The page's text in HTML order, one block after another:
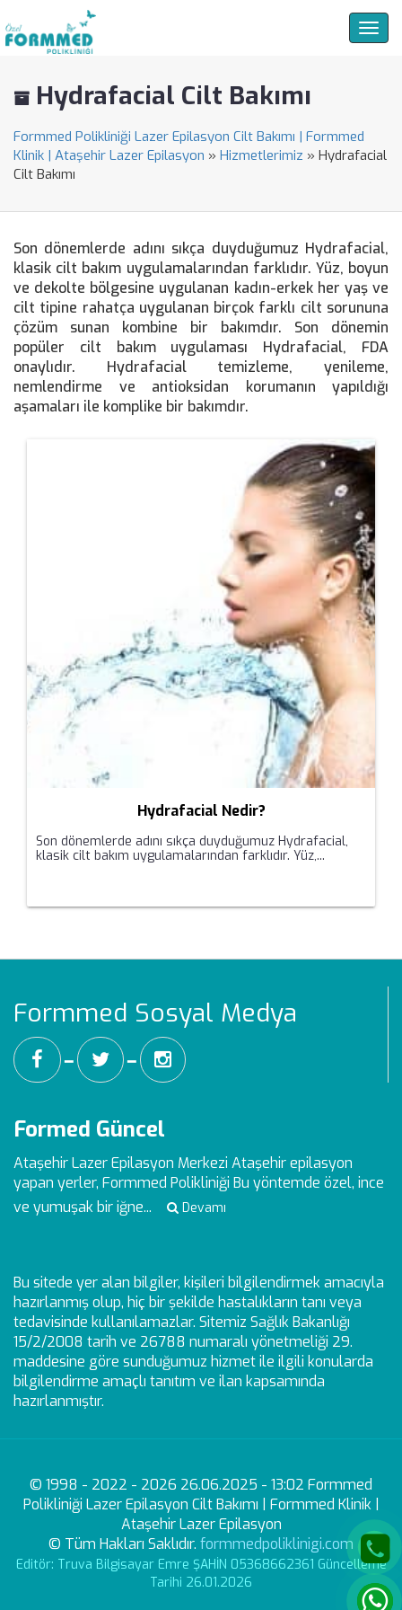
Hydrafacial Cilt Bakımı
Formmed Polikliniği Lazer Epilasyon Cilt Bakımı | Formmed
Klinik | Ataşehir Lazer Epilasyon » Hizmetlerimiz » Hydrafacial
Cilt Bakımı
Son dönemlerde adını sıkça duyduğumuz Hydrafacial,
klasik cilt bakım uygulamalarından farklıdır. Yüz, boyun
ve dekolte bölgesine uygulanan kadın-erkek her yaş ve
cilt tipine rahatça uygulanan birçok farklı cilt sorununa
çözüm sunan kombine bir bakımdır. Son dönemin
popüler cilt bakım uygulaması Hydrafacial, FDA
onaylıdır. Hydrafacial temizleme, yenileme,
nemlendirme ve antioksidan korumanın yapıldığı
aşamaları ile komplike bir bakımdır.
Hydrafacial Nedir?
Son dönemlerde adını sıkça duyduğumuz Hydrafacial,
klasik cilt bakım uygulamalarından farklıdır. Yüz,...
Formmed Sosyal Medya
━ ━
Formed Güncel
Ataşehir Lazer Epilasyon Merkezi Ataşehir epilasyon
yapan yerler, Formmed Polikliniği Bu yöntemde özel, ince
ve yumuşak bir iğne...
Devamı
Bu sitede yer alan bilgiler, kişileri bilgilendirmek amacıyla
hazırlanmış olup, hiç bir şekilde hastalıkların tanı veya
tedavisinde kullanılamazlar. Sitemiz Sağlık Bakanlığı
15/2/2008 tarih ve 26788 numaralı yönetmeliği 29.
maddesine göre sunduğumuz hizmet ile ilgili konularda
bilgilendirme amaçlı tanıtım ve ilan kapsamında
hazırlanmıştır.
© 1998 - 2022 - 2026 26.06.2025 - 13:02 Formmed
Polikliniği Lazer Epilasyon Cilt Bakımı | Formmed Klinik |
Ataşehir Lazer Epilasyon
© Tüm Hakları Saklıdır. formmedpoliklinigi.com
Editör: Truva Bilgisayar Emre ŞAHİN 05368662361 Güncelleme
Tarihi 26.01.2026